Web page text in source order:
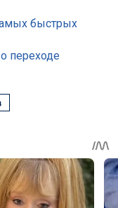
быстрых
переходе